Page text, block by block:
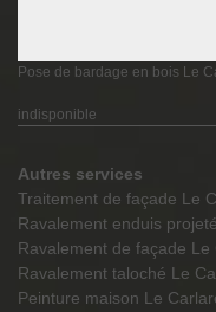
Pose de bardage en bois Le
indisponible
Autres services
Traitement de façade Le
Ravalement enduis
Ravalement de façade Le
Ravalement taloché Le
Peinture maison Le